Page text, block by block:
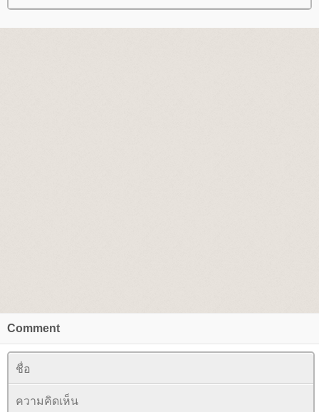
Comment